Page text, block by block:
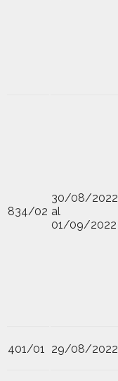
834/02
30/08/2022
al
01/09/2022
401/01 29/08/2022